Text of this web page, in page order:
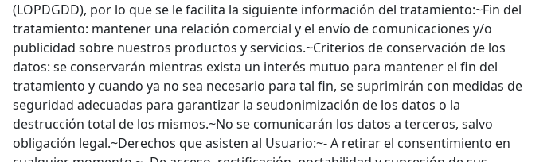
(LOPDGDD), por lo que se le facilita la siguiente información del tratamiento:~Fin del
tratamiento: mantener una relación comercial y el envío de comunicaciones y/o
publicidad sobre nuestros productos y servicios.~Criterios de conservación de los
datos: se conservarán mientras exista un interés mutuo para mantener el fin del
tratamiento y cuando ya no sea necesario para tal fin, se suprimirán con medidas de
seguridad adecuadas para garantizar la seudonimización de los datos o la
destrucción total de los mismos.~No se comunicarán los datos a terceros, salvo
obligación legal.~Derechos que asisten al Usuario:~- A retirar el consentimiento en